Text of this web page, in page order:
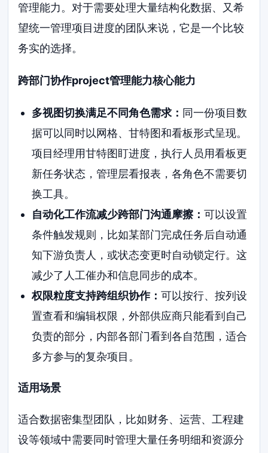
管理能力。对于需要处理大量结构化数据、又希
望统一管理项目进度的团队来说，它是一个比较
务实的选择。
跨部门协作project管理能力核心能力
多视图切换满足不同角色需求： 同一份项目数
据可以同时以网格、甘特图和看板形式呈现。
项目经理用甘特图盯进度，执行人员用看板更
新任务状态，管理层看报表，各角色不需要切
换工具。
自动化工作流减少跨部门沟通摩擦： 可以设置
条件触发规则，比如某部门完成任务后自动通
知下游负责人，或状态变更时自动锁定行。这
减少了人工催办和信息同步的成本。
权限粒度支持跨组织协作： 可以按行、按列设
置查看和编辑权限，外部供应商只能看到自己
负责的部分，内部各部门看到各自范围，适合
多方参与的复杂项目。
适用场景
适合数据密集型团队，比如财务、运营、工程建
设等领域中需要同时管理大量任务明细和资源分